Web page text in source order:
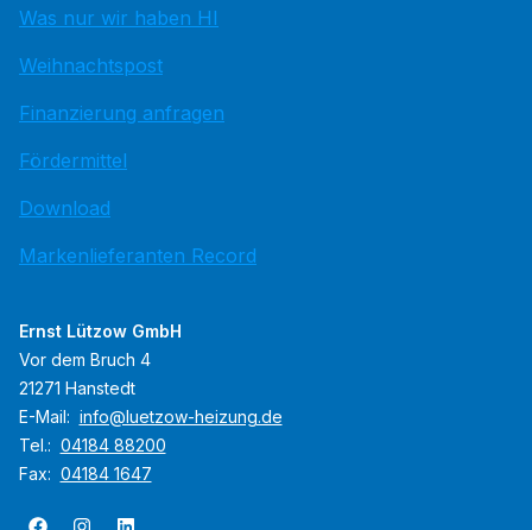
Was nur wir haben HI
Weihnachtspost
Finanzierung anfragen
Fördermittel
Download
Markenlieferanten Record
Ernst Lützow GmbH
Vor dem Bruch 4
21271 Hanstedt
E-Mail: info@luetzow-heizung.de
Tel.: 04184 88200
Fax: 04184 1647